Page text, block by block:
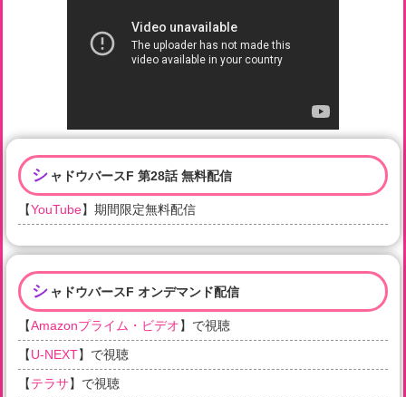
シ ャドウバースF 第28話 無料配信
【YouTube】期間限定無料配信
シ ャドウバースF オンデマンド配信
【Amazonプライム・ビデオ】で視聴
【U-NEXT】で視聴
【テラサ】で視聴